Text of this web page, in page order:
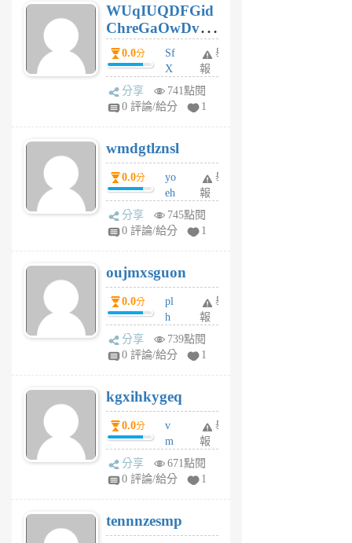
個
月
前
WUqIUQDFGid
ChreGaOwDv
dY0.0分
Sf
X
Pe
Jc
R
P
m
v
A
V
個
月
前
舉
報
分享
741點閱
0 評論/給分
1
wmdgtlznsl
0.0分
yo
eh
ld
gy
個
月
前
舉
報
分享
745點閱
0 評論/給分
1
oujmxsguon
0.0分
pl
h
wi
w
6
個
月
前
舉
報
分享
739點閱
0 評論/給分
1
kgxihkygeq
0.0分
v
m
sg
sr
6
個
舉
報
分享
671點閱
0 評論/給分
1
tennnzesmp